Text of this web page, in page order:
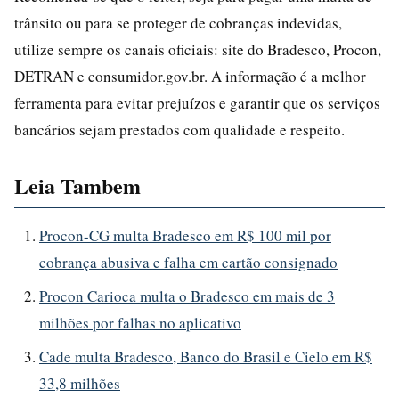
trânsito ou para se proteger de cobranças indevidas,
utilize sempre os canais oficiais: site do Bradesco, Procon,
DETRAN e consumidor.gov.br. A informação é a melhor
ferramenta para evitar prejuízos e garantir que os serviços
bancários sejam prestados com qualidade e respeito.
Leia Tambem
Procon-CG multa Bradesco em R$ 100 mil por
cobrança abusiva e falha em cartão consignado
Procon Carioca multa o Bradesco em mais de 3
milhões por falhas no aplicativo
Cade multa Bradesco, Banco do Brasil e Cielo em R$
33,8 milhões